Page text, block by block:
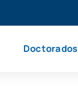
Doctorados